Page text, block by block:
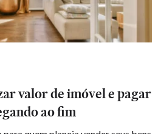
valor de imóvel e pagar
ao fim